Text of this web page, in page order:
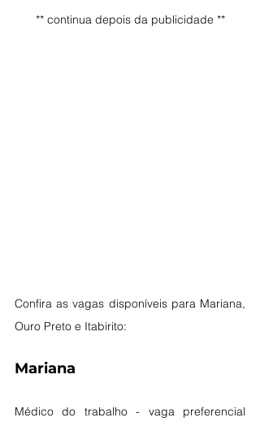
** continua depois da publicidade **
Confira as vagas disponíveis para Mariana,
Ouro Preto e Itabirito:
Mariana
Médico do trabalho - vaga preferencial